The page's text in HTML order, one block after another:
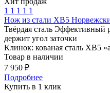
1 1 1 1 1
Нож из стали ХВ5
Твёрдая сталь Эффективный
держит угол заточки
Клинок: кованая сталь ХВ5
Товар в наличии
7 950 ₽
Подробнее
Купить в 1 клик